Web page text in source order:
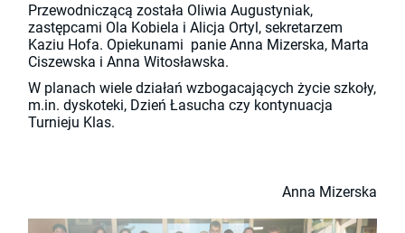
Przewodniczącą została Oliwia Augustyniak,
zastępcami Ola Kobiela i Alicja Ortyl, sekretarzem
Kaziu Hofa. Opiekunami panie Anna Mizerska, Marta
Ciszewska i Anna Witosławska.
W planach wiele działań wzbogacających życie szkoły,
m.in. dyskoteki, Dzień Łasucha czy kontynuacja
Turnieju Klas.
Anna Mizerska